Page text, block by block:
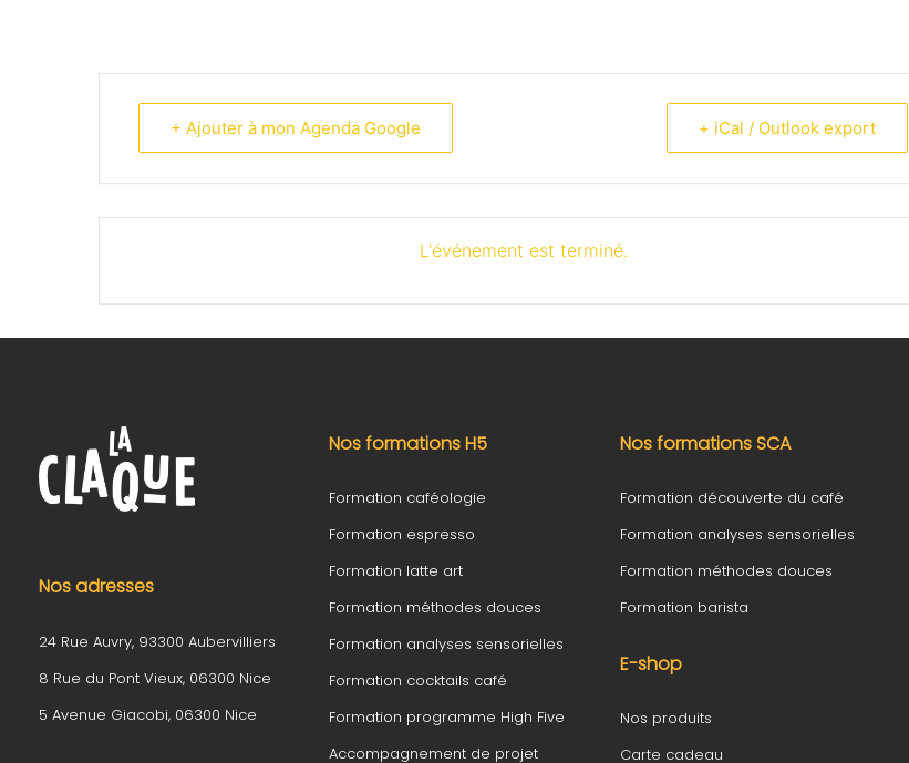
+ Ajouter à mon Agenda Google + iCal / Outlook export
L'événement est terminé.
Nos adresses
24 Rue Auvry, 93300 Aubervilliers
8 Rue du Pont Vieux, 06300 Nice
5 Avenue Giacobi, 06300 Nice
Nos formations H5
Formation caféologie
Formation espresso
Formation latte art
Formation méthodes douces
Formation analyses sensorielles
Formation cocktails café
Formation programme High Five
Accompagnement de projet
Nos formations SCA
Formation découverte du café
Formation analyses sensorielles
Formation méthodes douces
Formation barista
E-shop
Nos produits
Carte cadeau